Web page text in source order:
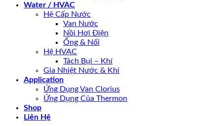
Water / HVAC
Hệ Cấp Nước
Van Nước
Nồi Hơi Điện
Ống & Nối
Hệ HVAC
Tách Bụi – Khí
Gia Nhiệt Nước & Khí
Application
Ứng Dụng Van Clorius
Ứng Dụng Của Thermon
Shop
Liên Hệ